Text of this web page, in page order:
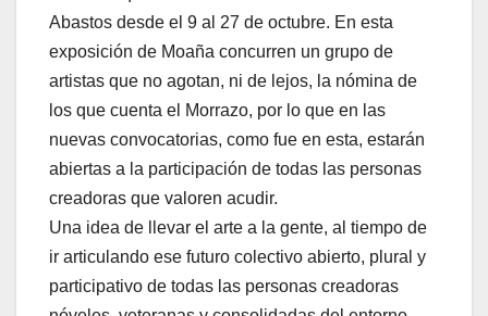
Abastos desde el 9 al 27 de octubre. En esta
exposición de Moaña concurren un grupo de
artistas que no agotan, ni de lejos, la nómina de
los que cuenta el Morrazo, por lo que en las
nuevas convocatorias, como fue en esta, estarán
abiertas a la participación de todas las personas
creadoras que valoren acudir.
Una idea de llevar el arte a la gente, al tiempo de
ir articulando ese futuro colectivo abierto, plural y
participativo de todas las personas creadoras